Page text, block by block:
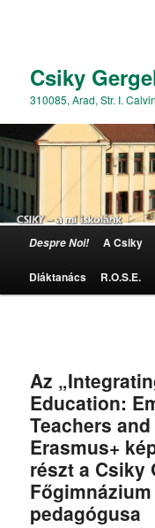
Csiky
310085, Arad, Str. I.
Tovább az elsődleges
Despre Noi! A Csiky
Diáktanács R.O.S.E.
Az
Education:
Teachers
Erasmus+
részt a Csiky
pedagógusa